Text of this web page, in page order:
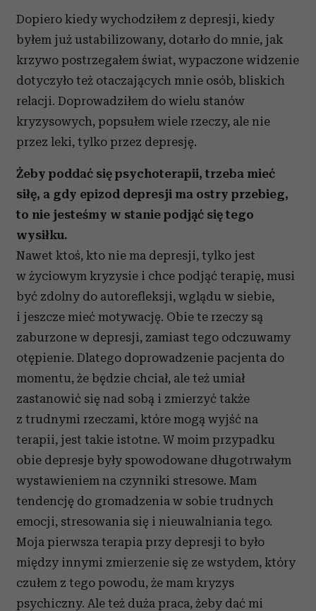
Dopiero kiedy wychodziłem z depresji, kiedy
byłem już ustabilizowany, dotarło do mnie, jak
krzywo postrzegałem świat, wypaczone widzenie
dotyczyło też otaczających mnie osób, bliskich
relacji. Doprowadziłem do wielu stanów
kryzysowych, popsułem wiele rzeczy, ale nie
przez leki, tylko przez depresję.
Żeby poddać się psychoterapii, trzeba mieć
siłę, a gdy epizod depresji ma ostry przebieg,
to nie jesteśmy w stanie podjąć się tego
wysiłku.
Nawet ktoś, kto nie ma depresji, tylko jest
w życiowym kryzysie i chce podjąć terapię, musi
być zdolny do autorefleksji, wglądu w siebie,
i jeszcze mieć motywację. Obie te rzeczy są
zaburzone w depresji, zamiast tego odczuwamy
otępienie. Dlatego doprowadzenie pacjenta do
momentu, że będzie chciał, ale też umiał
zastanowić się nad sobą i zmierzyć także
z trudnymi rzeczami, które mogą wyjść na
terapii, jest takie istotne. W moim przypadku
obie depresje były spowodowane długotrwałym
wystawieniem na czynniki stresowe. Mam
tendencję do gromadzenia w sobie trudnych
emocji, stresowania się i nieuwalniania tego.
Moja pierwsza terapia przy depresji to było
między innymi zmierzenie się ze wstydem, który
czułem z tego powodu, że mam kryzys
psychiczny. Ale też duża praca, żeby dać mi